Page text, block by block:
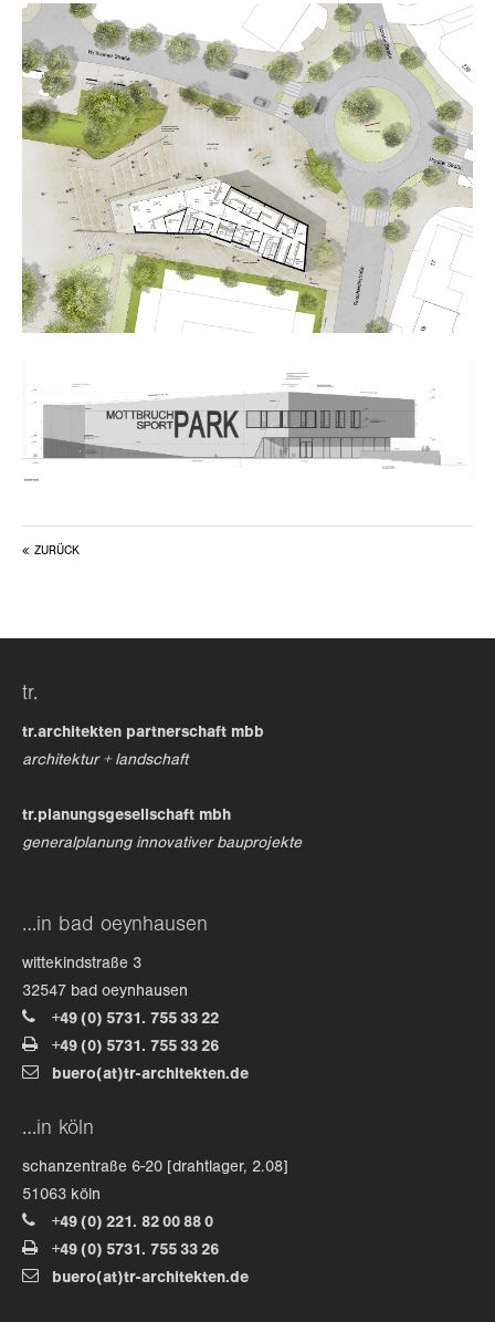
mon - fri 8:00am - 5:00pm
(gmt +1)
get in touch
cybersteel inc.
376-293 city road, suite 600
san francisco, ca 94102
have any questions?
+44 1234 567 890
drop us a line
info@yourdomain.com
about us
lorem ipsum dolor sit amet, consectetuer
adipiscing elit.
montes, nascetur ridiculus mus. donec quam felis,
ZURÜCK
tr.
tr.architekten partnerschaft mbb
architektur + landschaft
tr.planungsgesellschaft mbh
generalplanung innovativer bauprojekte
…in bad oeynhausen
wittekindstraße 3
32547 bad oeynhausen
+49 (0) 5731. 755 33 22
+49 (0) 5731. 755 33 26
buero(at)tr-architekten.de
…in köln
schanzentraße 6-20 [drahtlager, 2.08]
51063 köln
+49 (0) 221. 82 00 88 0
+49 (0) 5731. 755 33 26
buero(at)tr-architekten.de